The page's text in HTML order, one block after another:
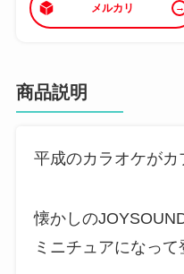
メルカリ
商品説明
平成のカラオケがカ
懐かしの
ミニチュアになって